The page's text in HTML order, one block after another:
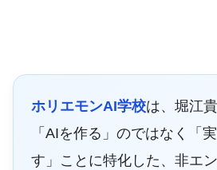
ホリエモンAI学校は、堀江
「AIを作る」のではなく「
す」ことに特化した、非エ